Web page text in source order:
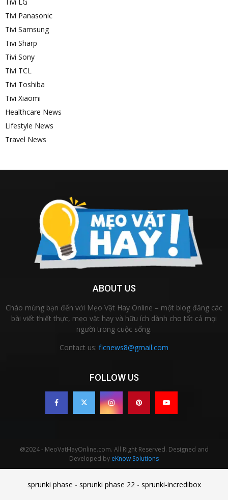
Tivi Panasonic
Tivi Samsung
Tivi Sharp
Tivi Sony
Tivi TCL
Tivi Toshiba
Tivi Xiaomi
Healthcare News
Lifestyle News
Travel News
ABOUT US
Chào mừng bạn đến với Mẹo Vặt Hay Online – một blog đăng các
bài viết thiết thực, mẹo vặt hay và hữu ích dành cho tất cả mọi
người trong cuộc sống.
Contact us: ficnews8@gmail.com
FOLLOW US
@2024 - MeoVatHayOnline.com. All Right Reserved. Designed and
Developed by eKnow Solutions
sprunki phase - sprunki phase 22 - sprunki-incredibox